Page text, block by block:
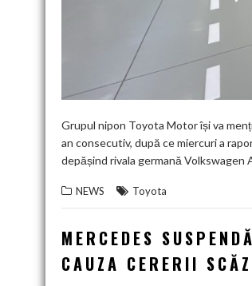
Grupul nipon Toyota Motor își va
an consecutiv, după ce miercuri a
depășind rivala germană Volkswagen
NEWS Toyota
MERCEDES
CAUZA CERERII